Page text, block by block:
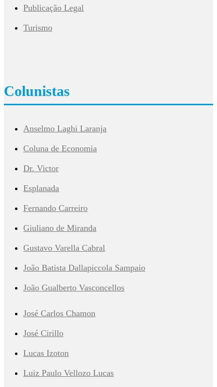
Publicação Legal
Turismo
Colunistas
Anselmo Laghi Laranja
Coluna de Economia
Dr. Victor
Esplanada
Fernando Carreiro
Giuliano de Miranda
Gustavo Varella Cabral
João Batista Dallapiccola Sampaio
João Gualberto Vasconcellos
José Carlos Chamon
José Cirillo
Lucas Izoton
Luiz Paulo Vellozo Lucas